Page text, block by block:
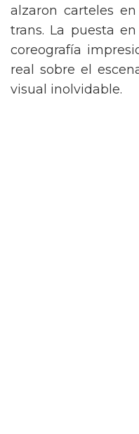
alzaron carteles
trans. La puesta
coreografía
real sobre el
visual inolvidable.